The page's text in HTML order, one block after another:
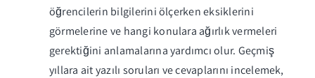
öğrencilerin bilgilerini ölçerken eksiklerini
görmelerine ve hangi konulara ağırlık vermeleri
gerektiğini anlamalarına yardımcı olur. Geçmiş
yıllara ait yazılı soruları ve cevaplarını incelemek,